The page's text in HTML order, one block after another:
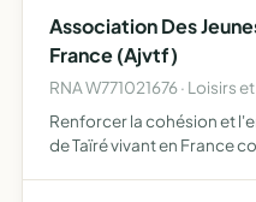
Association Des
France (Ajvtf)
RNA W771021676 · Loisirs
Renforcer la cohésion et
de Taïré vivant en France